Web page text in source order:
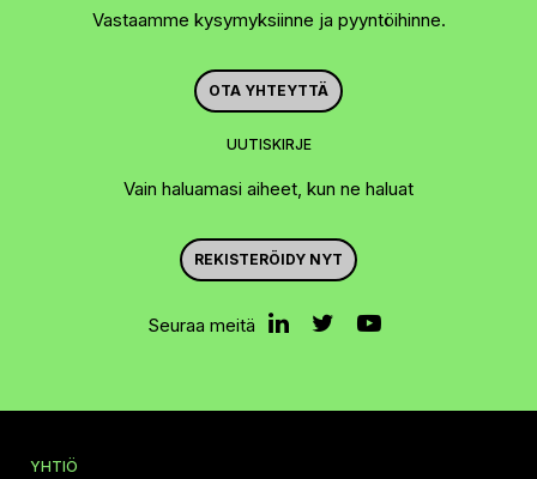
Vastaamme kysymyksiinne ja pyyntöihinne.
OTA YHTEYTTÄ
UUTISKIRJE
Vain haluamasi aiheet, kun ne haluat
REKISTERÖIDY NYT
Seuraa meitä
YHTIÖ